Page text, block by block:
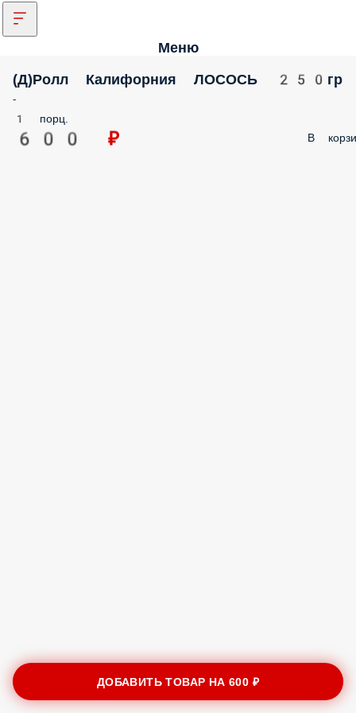
Меню
(Д)Ролл Калифорния ЛОСОСЬ 250гр
-
1 порц.
600 ₽ В
ДОБАВИТЬ ТОВАР НА600 ₽